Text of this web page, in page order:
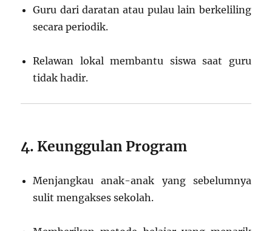
Guru dari daratan atau pulau lain berkeliling
secara periodik.
Relawan lokal membantu siswa saat guru
tidak hadir.
4. Keunggulan Program
Menjangkau anak-anak yang sebelumnya
sulit mengakses sekolah.